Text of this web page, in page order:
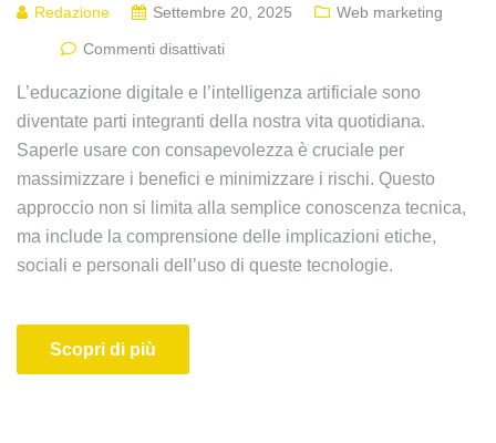
Redazione Settembre 20, 2025 Web marketing
Commenti disattivati
L’educazione digitale e l’intelligenza artificiale sono
diventate parti integranti della nostra vita quotidiana.
Saperle usare con consapevolezza è cruciale per
massimizzare i benefici e minimizzare i rischi. Questo
approccio non si limita alla semplice conoscenza tecnica,
ma include la comprensione delle implicazioni etiche,
sociali e personali dell’uso di queste tecnologie.
Scopri di più